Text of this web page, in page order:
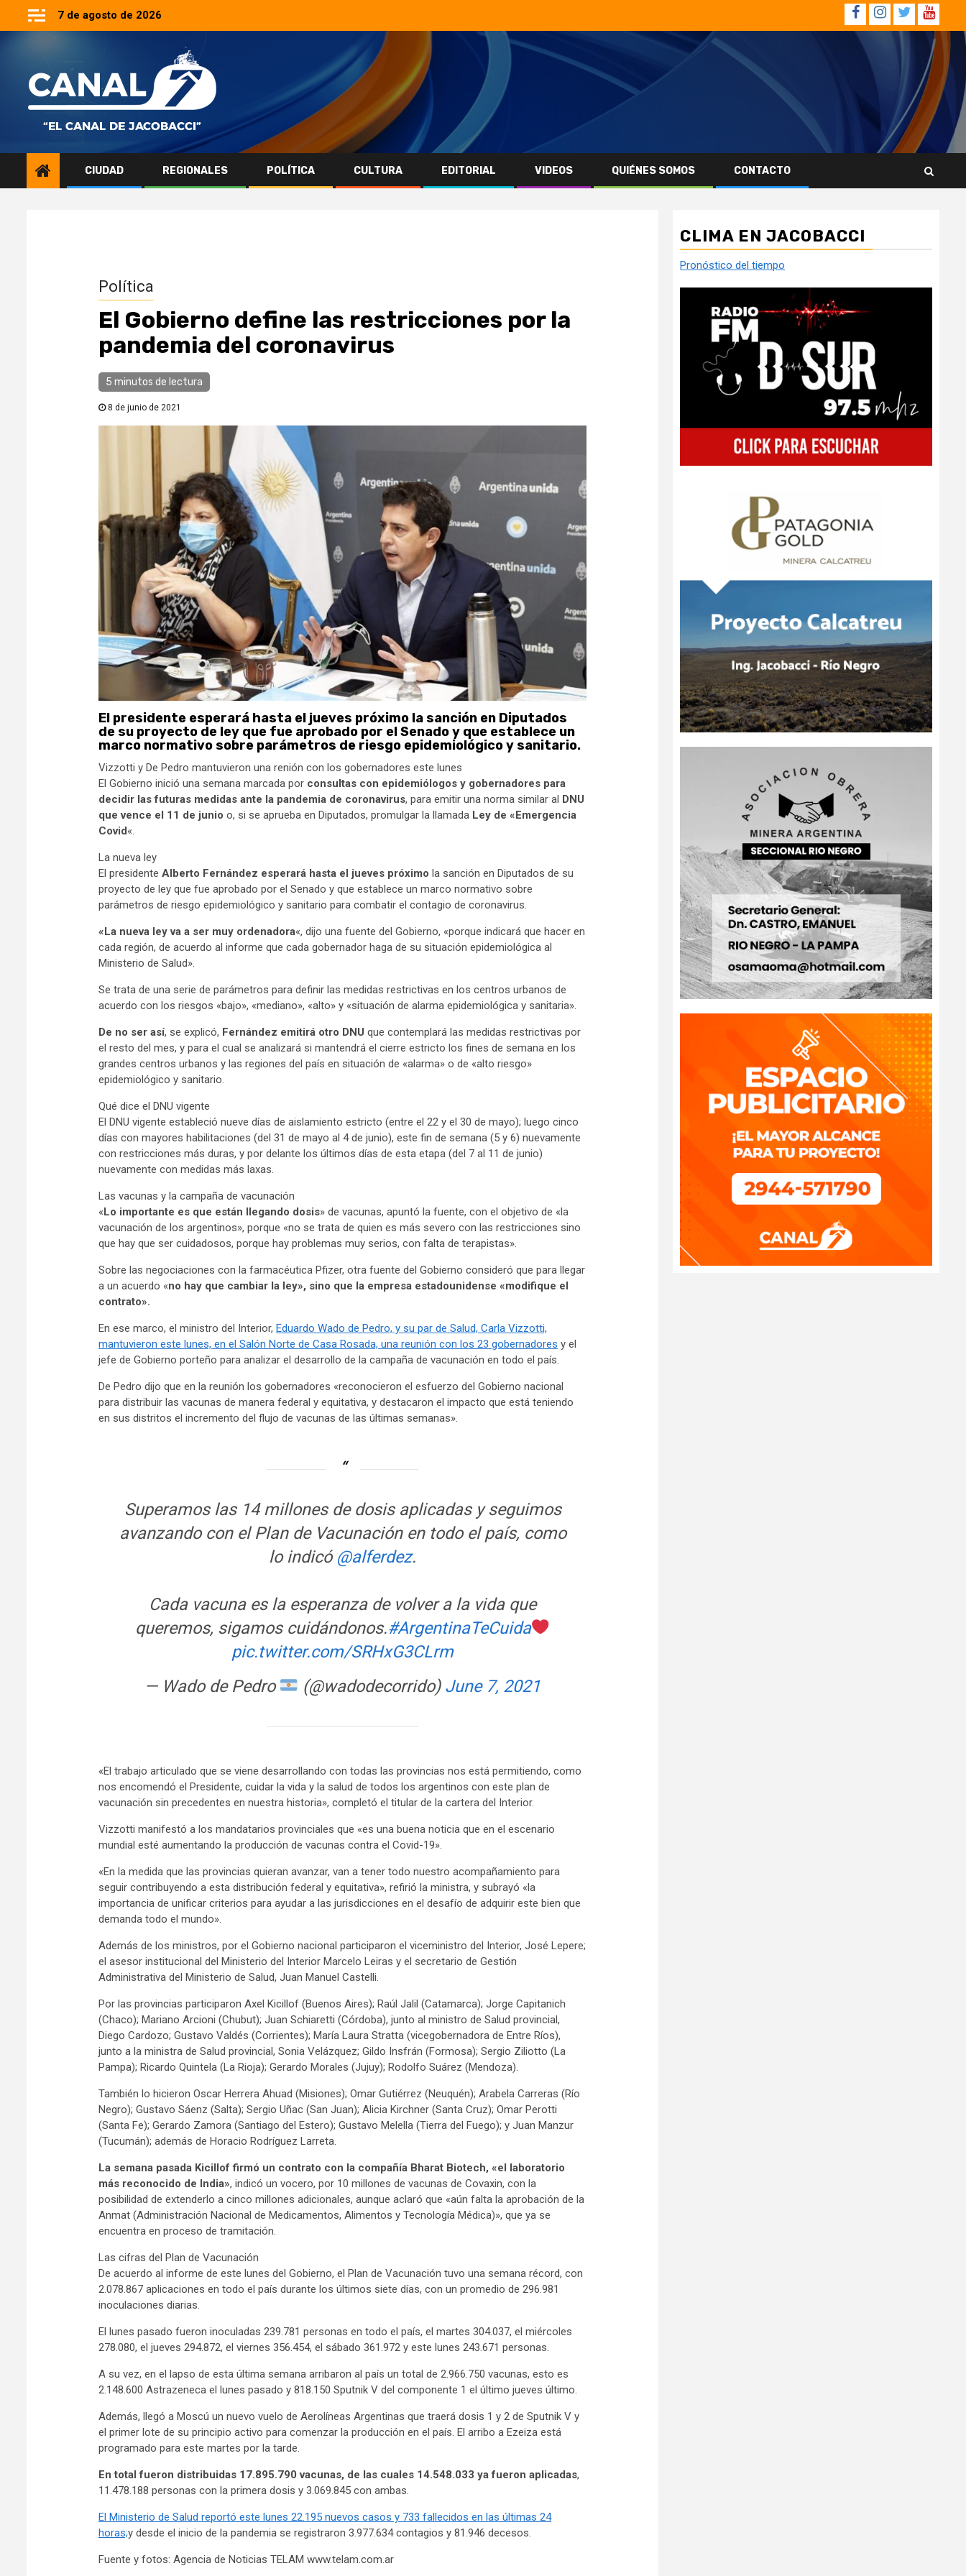
7 de agosto de 2026 Facebook
Instagram
Twitter
CIUDAD REGIONALES POLÍTICA CULTURA EDITORIAL VIDEOS QUIÉNES SOMOS CONTACTO
Política
El Gobierno define las restricciones por la
pandemia del coronavirus
5 minutos de lectura
8 de junio de 2021
El presidente esperará hasta el jueves próximo la sanción en Diputados
de su proyecto de ley que fue aprobado por el Senado y que establece un
marco normativo sobre parámetros de riesgo epidemiológico y sanitario.
Vizzotti y De Pedro mantuvieron una renión con los gobernadores este lunes
El Gobierno inició una semana marcada por consultas con epidemiólogos y gobernadores para
decidir las futuras medidas ante la pandemia de coronavirus, para emitir una norma similar al DNU
que vence el 11 de junio o, si se aprueba en Diputados, promulgar la llamada Ley de «Emergencia
Covid«.
La nueva ley
El presidenteAlberto Fernández esperará hasta el jueves próximo la sanción en Diputados de su
proyecto de ley que fue aprobado por el Senado y que establece un marco normativo sobre
parámetros de riesgo epidemiológico y sanitario para combatir el contagio de coronavirus.
«La nueva ley va a ser muy ordenadora«, dijo una fuente del Gobierno, «porque indicará que hacer en
cada región, de acuerdo al informe que cada gobernador haga de su situación epidemiológica al
Ministerio de Salud».
Se trata de una serie de parámetros para definir las medidas restrictivas en los centros urbanos de
acuerdo con los riesgos «bajo», «mediano», «alto» y «situación de alarma epidemiológica y sanitaria».
De no ser así, se explicó, Fernández emitirá otro DNU que contemplará las medidas restrictivas por
el resto del mes, y para el cual se analizará si mantendrá el cierre estricto los fines de semana en los
grandes centros urbanos y las regiones del país en situación de «alarma» o de «alto riesgo»
epidemiológico y sanitario.
Qué dice el DNU vigente
El DNU vigente estableció nueve días de aislamiento estricto (entre el 22 y el 30 de mayo); luego cinco
días con mayores habilitaciones (del 31 de mayo al 4 de junio), este fin de semana (5 y 6) nuevamente
con restricciones más duras, y por delante los últimos días de esta etapa (del 7 al 11 de junio)
nuevamente con medidas más laxas.
Las vacunas y la campaña de vacunación
«Lo importante es que están llegando dosis» de vacunas, apuntó la fuente, con el objetivo de «la
vacunación de los argentinos», porque «no se trata de quien es más severo con las restricciones sino
que hay que ser cuidadosos, porque hay problemas muy serios, con falta de terapistas».
Sobre las negociaciones con la farmacéutica Pfizer, otra fuente del Gobierno consideró que para llegar
a un acuerdo «no hay que cambiar la ley», sino que la empresa estadounidense «modifique el
contrato».
En ese marco, el ministro del Interior,Eduardo Wado de Pedro, y su par de Salud, Carla Vizzotti,
mantuvieron este lunes, en el Salón Norte de Casa Rosada, una reunión con los 23 gobernadores y el
jefe de Gobierno porteño para analizar el desarrollo de la campaña de vacunación en todo el país.
De Pedro dijo que en la reunión los gobernadores «reconocieron el esfuerzo del Gobierno nacional
para distribuir las vacunas de manera federal y equitativa, y destacaron el impacto que está teniendo
en sus distritos el incremento del flujo de vacunas de las últimas semanas».
Superamos las 14 millones de dosis aplicadas y seguimos
avanzando con el Plan de Vacunación en todo el país, como
lo indicó @alferdez.
Cada vacuna es la esperanza de volver a la vida que
queremos, sigamos cuidándonos.#ArgentinaTeCuida
pic.twitter.com/SRHxG3CLrm
— Wado de Pedro
(@wadodecorrido) June 7, 2021
«El trabajo articulado que se viene desarrollando con todas las provincias nos está permitiendo, como
nos encomendó el Presidente, cuidar la vida y la salud de todos los argentinos con este plan de
vacunación sin precedentes en nuestra historia», completó el titular de la cartera del Interior.
Vizzotti manifestó a los mandatarios provinciales que «es una buena noticia que en el escenario
mundial esté aumentando la producción de vacunas contra el Covid-19».
«En la medida que las provincias quieran avanzar, van a tener todo nuestro acompañamiento para
seguir contribuyendo a esta distribución federal y equitativa», refirió la ministra, y subrayó «la
importancia de unificar criterios para ayudar a las jurisdicciones en el desafío de adquirir este bien que
demanda todo el mundo».
Además de los ministros, por el Gobierno nacional participaron el viceministro del Interior, José Lepere;
el asesor institucional del Ministerio del Interior Marcelo Leiras y el secretario de Gestión
Administrativa del Ministerio de Salud, Juan Manuel Castelli.
Por las provincias participaron Axel Kicillof (Buenos Aires); Raúl Jalil (Catamarca); Jorge Capitanich
(Chaco); Mariano Arcioni (Chubut); Juan Schiaretti (Córdoba), junto al ministro de Salud provincial,
Diego Cardozo; Gustavo Valdés (Corrientes); María Laura Stratta (vicegobernadora de Entre Ríos),
junto a la ministra de Salud provincial, Sonia Velázquez; Gildo Insfrán (Formosa); Sergio Ziliotto (La
Pampa); Ricardo Quintela (La Rioja); Gerardo Morales (Jujuy); Rodolfo Suárez (Mendoza).
También lo hicieron Oscar Herrera Ahuad (Misiones); Omar Gutiérrez (Neuquén); Arabela Carreras (Río
Negro); Gustavo Sáenz (Salta); Sergio Uñac (San Juan); Alicia Kirchner (Santa Cruz); Omar Perotti
(Santa Fe); Gerardo Zamora (Santiago del Estero); Gustavo Melella (Tierra del Fuego); y Juan Manzur
(Tucumán); además de Horacio Rodríguez Larreta.
La semana pasada Kicillof firmó un contrato con la compañía Bharat Biotech, «el laboratorio
más reconocido de India», indicó un vocero, por 10 millones de vacunas de Covaxin, con la
posibilidad de extenderlo a cinco millones adicionales, aunque aclaró que «aún falta la aprobación de la
Anmat (Administración Nacional de Medicamentos, Alimentos y Tecnología Médica)», que ya se
encuentra en proceso de tramitación.
Las cifras del Plan de Vacunación
De acuerdo al informe de este lunes del Gobierno, el Plan de Vacunación tuvo una semana récord, con
2.078.867 aplicaciones en todo el país durante los últimos siete días, con un promedio de 296.981
inoculaciones diarias.
El lunes pasado fueron inoculadas 239.781 personas en todo el país, el martes 304.037, el miércoles
278.080, el jueves 294.872, el viernes 356.454, el sábado 361.972 y este lunes 243.671 personas.
A su vez, en el lapso de esta última semana arribaron al país un total de 2.966.750 vacunas, esto es
2.148.600 Astrazeneca el lunes pasado y 818.150 Sputnik V del componente 1 el último jueves último.
Además, llegó a Moscú un nuevo vuelo de Aerolíneas Argentinas que traerá dosis 1 y 2 de Sputnik V y
el primer lote de su principio activo para comenzar la producción en el país. El arribo a Ezeiza está
programado para este martes por la tarde.
En total fueron distribuidas 17.895.790 vacunas, de las cuales 14.548.033 ya fueron aplicadas,
11.478.188 personas con la primera dosis y 3.069.845 con ambas.
El Ministerio de Salud reportó este lunes 22.195 nuevos casos y 733 fallecidos en las últimas 24
horas;y desde el inicio de la pandemia se registraron 3.977.634 contagios y 81.946 decesos.
Fuente y fotos: Agencia de Noticias TELAM www.telam.com.ar
CLIMA EN JACOBACCI
Pronóstico del tiempo